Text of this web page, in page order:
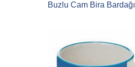
Buzlu Cam Bira Bardağı